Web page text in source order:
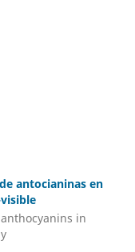
antocianinas en
in